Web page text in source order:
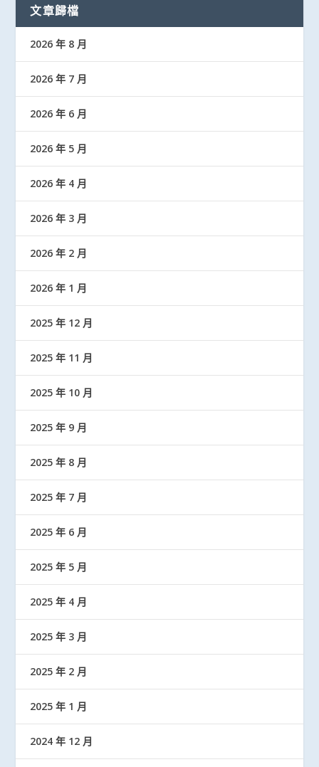
文章歸檔
2026 年 8 月
2026 年 7 月
2026 年 6 月
2026 年 5 月
2026 年 4 月
2026 年 3 月
2026 年 2 月
2026 年 1 月
2025 年 12 月
2025 年 11 月
2025 年 10 月
2025 年 9 月
2025 年 8 月
2025 年 7 月
2025 年 6 月
2025 年 5 月
2025 年 4 月
2025 年 3 月
2025 年 2 月
2025 年 1 月
2024 年 12 月